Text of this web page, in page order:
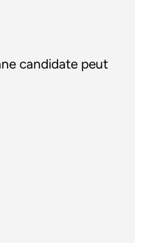
candidate peut